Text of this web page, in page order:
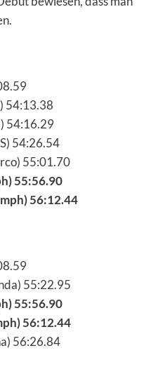
54:13.38
54:16.29
54:26.54
55:01.70
55:56.90
56:12.44
55:22.95
55:56.90
56:12.44
56:26.84